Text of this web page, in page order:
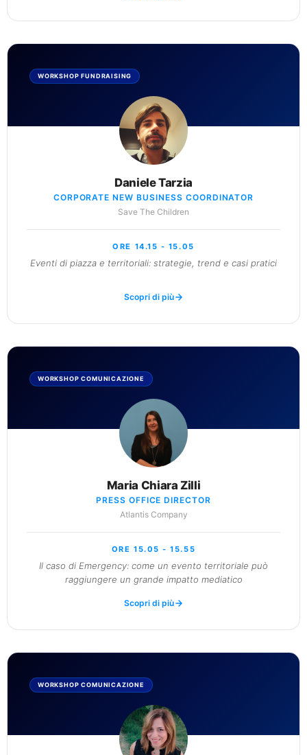
WORKSHOP FUNDRAISING
Daniele Tarzia
CORPORATE NEW BUSINESS COORDINATOR
Save The Children
ORE 14.15 - 15.05
Eventi di piazza e territoriali: strategie, trend e casi pratici
Scopri di più
WORKSHOP COMUNICAZIONE
Maria Chiara Zilli
PRESS OFFICE DIRECTOR
Atlantis Company
ORE 15.05 - 15.55
Il caso di Emergency: come un evento territoriale può
raggiungere un grande impatto mediatico
Scopri di più
WORKSHOP COMUNICAZIONE